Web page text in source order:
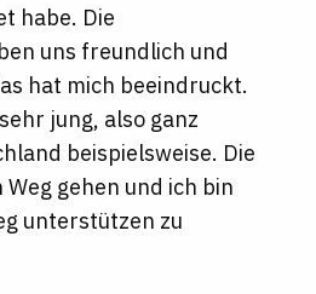
habe. Die
uns freundlich und
hat mich beeindruckt.
jung, also ganz
beispielsweise. Die
gehen und ich bin
unterstützen zu